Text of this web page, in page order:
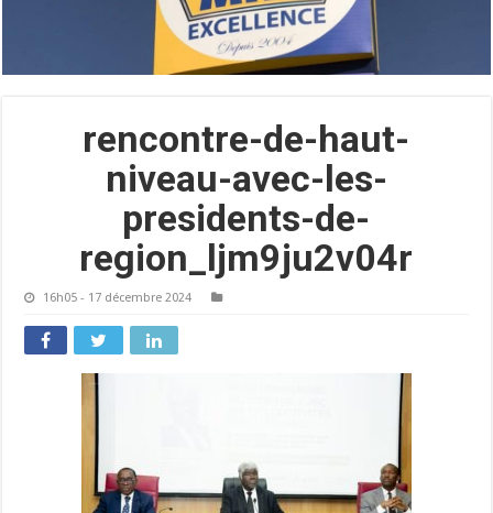
rencontre-de-haut-
niveau-avec-les-
presidents-de-
region_ljm9ju2v04r
16h05 - 17 décembre 2024